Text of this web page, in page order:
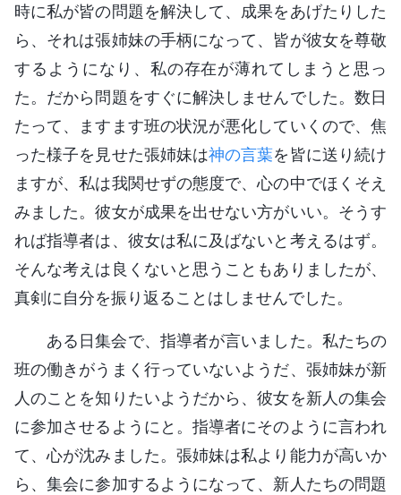
時に私が皆の問題を解決して、成果をあげたりした
ら、それは張姉妹の手柄になって、皆が彼女を尊敬
するようになり、私の存在が薄れてしまうと思っ
た。だから問題をすぐに解決しませんでした。数日
たって、ますます班の状況が悪化していくので、焦
った様子を見せた張姉妹は神の言葉を皆に送り続け
ますが、私は我関せずの態度で、心の中でほくそえ
みました。彼女が成果を出せない方がいい。そうす
れば指導者は、彼女は私に及ばないと考えるはず。
そんな考えは良くないと思うこともありましたが、
真剣に自分を振り返ることはしませんでした。
ある日集会で、指導者が言いました。私たちの
班の働きがうまく行っていないようだ、張姉妹が新
人のことを知りたいようだから、彼女を新人の集会
に参加させるようにと。指導者にそのように言われ
て、心が沈みました。張姉妹は私より能力が高いか
ら、集会に参加するようになって、新人たちの問題